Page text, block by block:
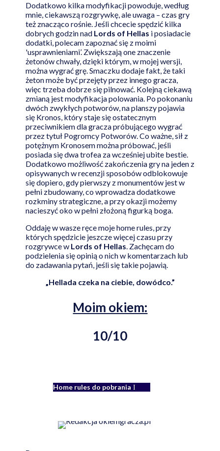
Dodatkowo kilka modyfikacji powoduje, według
mnie, ciekawszą rozgrywkę, ale uwaga – czas gry
też znacząco rośnie. Jeśli chcecie spędzić kilka
dobrych godzin nad Lords of Hellas i posiadacie
dodatki, polecam zapoznać się z moimi
'usprawnieniami’. Zwiększają one znaczenie
żetonów chwały, dzięki którym, w mojej wersji,
można wygrać grę. Smaczku dodaje fakt, że taki
żeton może być przejęty przez innego gracza,
więc trzeba dobrze się pilnować. Kolejną ciekawą
zmianą jest modyfikacja polowania. Po pokonaniu
dwóch zwykłych potworów, na planszy pojawia
się Kronos, który staje się ostatecznym
przeciwnikiem dla gracza próbującego wygrać
przez tytuł Pogromcy Potworów. Co ważne, sił z
potężnym Kronosem można próbować, jeśli
posiada się dwa trofea za wcześniej ubite bestie.
Dodatkowo możliwość zakończenia gry na jeden z
opisywanych w recenzji sposobów odblokowuje
się dopiero, gdy pierwszy z monumentów jest w
pełni zbudowany, co wprowadza dodatkowe
rozkminy strategiczne, a przy okazji możemy
nacieszyć oko w pełni złożoną figurką boga.
Oddaję w wasze ręce moje home rules, przy
których spędzicie jeszcze więcej czasu przy
rozgrywce w Lords of Hellas. Zachęcam do
podzielenia się opinią o nich w komentarzach lub
do zadawania pytań, jeśli się takie pojawią.
„Hellada czeka na ciebie, dowódco.”
Moim okiem:
10/10
Home rules do pobrania